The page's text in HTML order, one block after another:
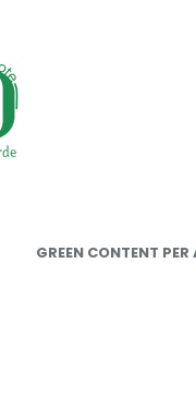
GREEN CONTENT PER